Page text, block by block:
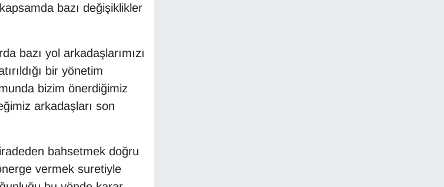
bazı değişiklikler
bazı yol arkadaşlarımızı
bir yönetim
bizim önerdiğimiz
arkadaşları son
bahsetmek doğru
vermek suretiyle